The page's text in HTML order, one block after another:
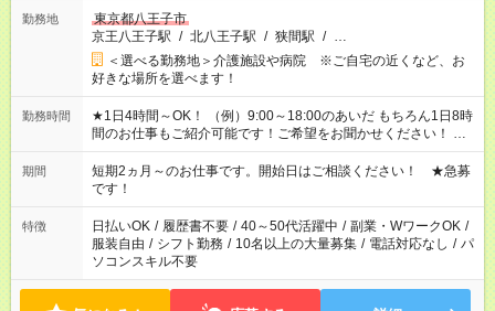
勤務地
東京都八王子市
京王八王子駅 / 北八王子駅 / 狭間駅 / …
＜選べる勤務地＞介護施設や病院 ※ご自宅の近くなど、お
好きな場所を選べます！
勤務時間
★1日4時間～OK！ （例）9:00～18:00のあいだ もちろん1日8時
間のお仕事もご紹介可能です！ご希望をお聞かせください！ ★
家庭の都合でお休みが必要な場合も遠慮なくご相談ください。
※週最低15時間以上の勤務が必要です
期間
短期2ヵ月～のお仕事です。開始日はご相談ください！ ★急募
です！
特徴 日払いOK / 履歴書不要 / 40～50代活躍中 / 副業・WワークOK /
服装自由 / シフト勤務 / 10名以上の大量募集 / 電話対応なし / パ
ソコンスキル不要